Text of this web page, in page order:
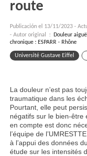
route
Publicación el 13/11/2023 -
- Autor original :
Douleur
chronique : ESPARR - Rhône
Université Gustave Eiffel
La douleur n’est pas
traumatique dans les
Pourtant, elle peut
négatifs sur le bien-être
en compte est donc
l’équipe de
à l’appui des données
étude sur les intensités